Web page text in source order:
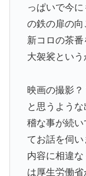
っぱいで今
の鉄の扉の向
新コロの茶
大袈裟という
映画の撮影
と思うよう
稽な事が続
てお話を伺
内容に相違
は厚生労働